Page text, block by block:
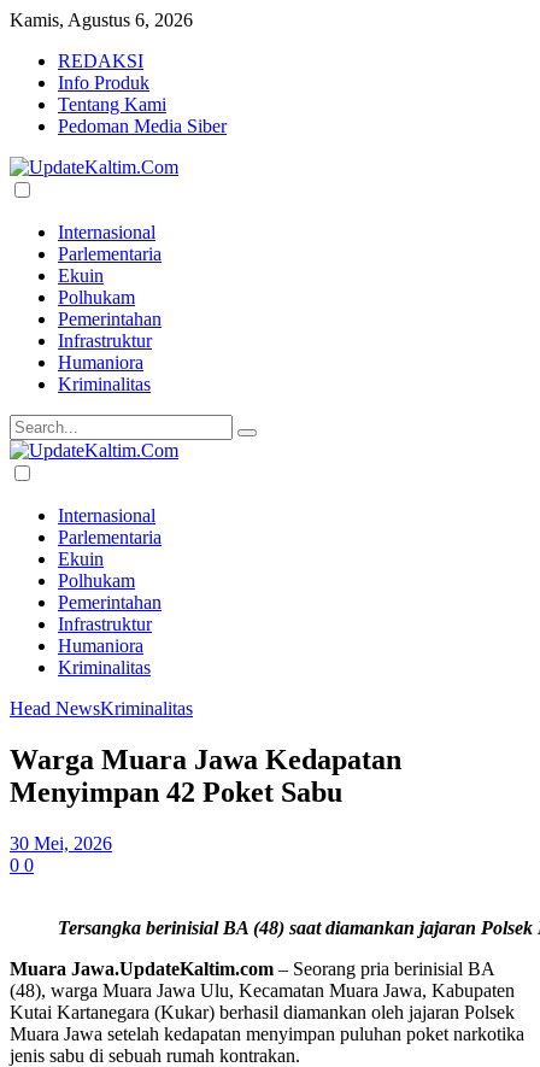
Kamis, Agustus 6, 2026
REDAKSI
Info Produk
Tentang Kami
Pedoman Media Siber
Internasional
Parlementaria
Ekuin
Polhukam
Pemerintahan
Infrastruktur
Humaniora
Kriminalitas
Internasional
Parlementaria
Ekuin
Polhukam
Pemerintahan
Infrastruktur
Humaniora
Kriminalitas
Head NewsKriminalitas
Warga Muara Jawa Kedapatan
Menyimpan 42 Poket Sabu
30 Mei, 2026
0 0
Tersangka berinisial BA (48) saat diamankan jajaran
Muara Jawa.UpdateKaltim.com – Seorang pria berinisial BA
(48), warga Muara Jawa Ulu, Kecamatan Muara Jawa, Kabupaten
Kutai Kartanegara (Kukar) berhasil diamankan oleh jajaran Polsek
Muara Jawa setelah kedapatan menyimpan puluhan poket narkotika
jenis sabu di sebuah rumah kontrakan.